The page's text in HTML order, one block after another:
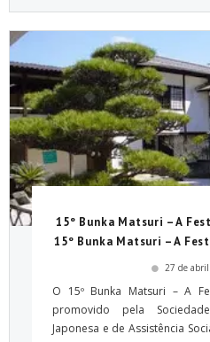
15º Bunka Matsuri – A
15º Bunka Matsuri – A
27 de
O 15º Bunka Matsuri – A
promovido pela
Japonesa e de Assistência